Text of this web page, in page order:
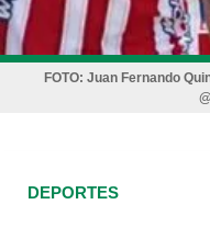
FOTO: Juan Fernando
DEPORTES